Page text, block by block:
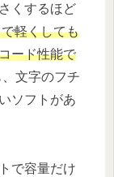
くするほど
軽くしても
ード性能で
文字のフチ
ソフトがあ
で容量だけ